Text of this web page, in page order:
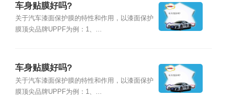
车身贴膜好吗?
关于汽车漆面保护膜的特性和作用，以漆面保护
膜顶尖品牌UPPF为例：1、...
车身贴膜好吗?
关于汽车漆面保护膜的特性和作用，以漆面保护
膜顶尖品牌UPPF为例：1、...